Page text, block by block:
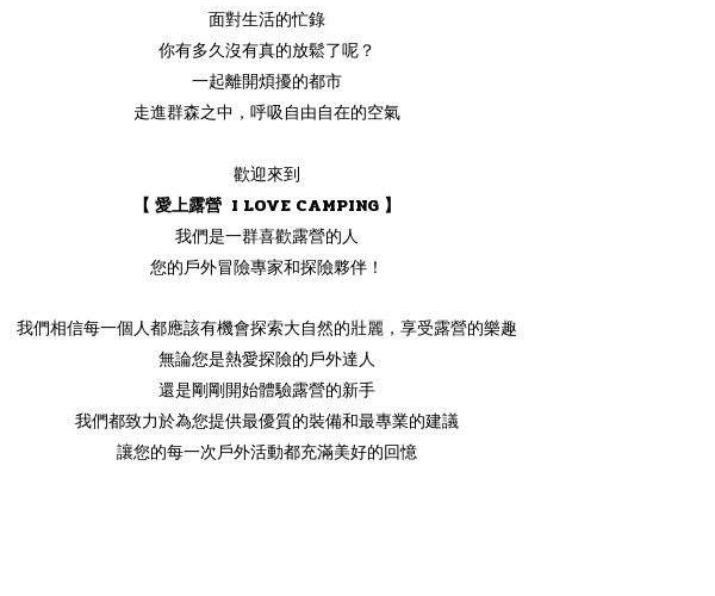
面對生活的忙錄
你有多久沒有真的放鬆了呢？
一起離開煩擾的都市
走進群森之中，呼吸自由自在的空氣
歡迎來到
【 愛上露營 I LOVE CAMPING 】
我們是一群喜歡露營的人
您的戶外冒險專家和探險夥伴！
我們相信每一個人都應該有機會探索大自然的壯麗，享受露營的樂趣
無論您是熱愛探險的戶外達人
還是剛剛開始體驗露營的新手
我們都致力於為您提供最優質的裝備和最專業的建議
讓您的每一次戶外活動都充滿美好的回憶